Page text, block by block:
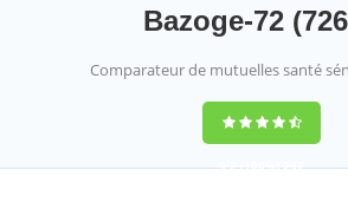
Bazoge-72
Comparateur de mutuelles santé
9,2(100%)242